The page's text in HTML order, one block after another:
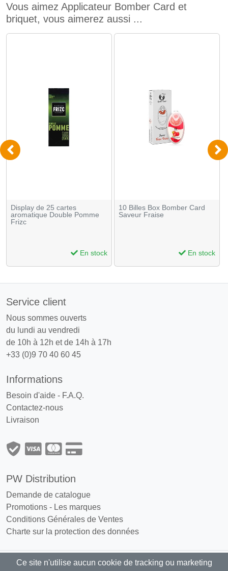
Vous aimez Applicateur Bomber Card et
briquet, vous aimerez aussi ...
Display de 25 cartes
aromatique Double Pomme
Frizc
En stock
10 Billes Box Bomber Card
Saveur Fraise
En stock
Service client
Nous sommes ouverts
du lundi au vendredi
de 10h à 12h et de 14h à 17h
+33 (0)9 70 40 60 45
Informations
Besoin d'aide - F.A.Q.
Contactez-nous
Livraison
PW Distribution
Demande de catalogue
Promotions - Les marques
Conditions Générales de Ventes
Charte sur la protection des données
Ce site n'utilise aucun cookie de tracking ou marketing